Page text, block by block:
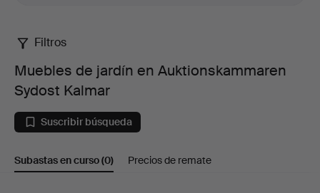
Muebles
de
jardín
en
Filtros
Muebles de jardín en Auktionskammaren
Sydost Kalmar
Suscribir búsqueda
Subastas en curso(0) Precios de remate